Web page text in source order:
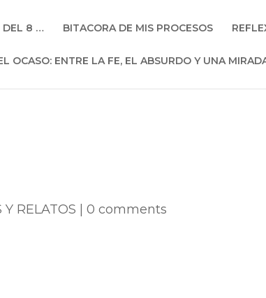
DEL 8 … BITACORA DE MIS PROCESOS
OCASO: ENTRE LA FE, EL ABSURDO Y UNA
Y RELATOS |0 comments